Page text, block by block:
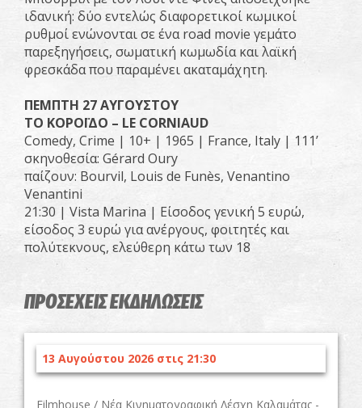
ιδανική: δύο εντελώς διαφορετικοί κωμικοί
ρυθμοί ενώνονται σε ένα road movie γεμάτο
παρεξηγήσεις, σωματική κωμωδία και λαϊκή
φρεσκάδα που παραμένει ακαταμάχητη.
ΠΕΜΠΤΗ 27 ΑΥΓΟΥΣΤΟΥ
ΤΟ ΚΟΡΟΪΔΟ – LE CORNIAUD
Comedy, Crime | 10+ | 1965 | France, Italy | 111’
σκηνοθεσία: Gérard Oury
παίζουν: Bourvil, Louis de Funès, Venantino
Venantini
21:30 | Vista Marina | Είσοδος γενική 5 ευρώ,
είσοδος 3 ευρώ για ανέργους, φοιτητές και
πολύτεκνους, ελεύθερη κάτω των 18
ΠΡΟΣΕΧΕΙΣ ΕΚΔΗΛΩΣΕΙΣ
13 Αυγούστου 2026 στις 21:30
Filmhouse / Νέα Κινηματογραφική Λέσχη Καλαμάτας -